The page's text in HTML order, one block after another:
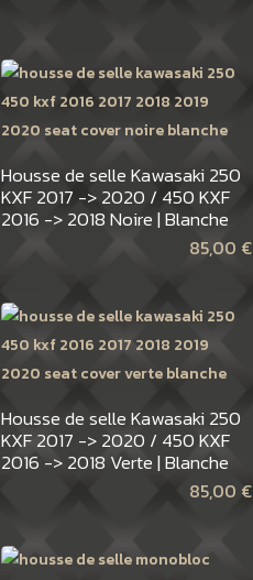
Housse de selle Kawasaki 250
KXF 2017 -> 2020 / 450 KXF
2016 -> 2018 Noire | Blanche
85,00 €
Housse de selle Kawasaki 250
KXF 2017 -> 2020 / 450 KXF
2016 -> 2018 Verte | Blanche
85,00 €